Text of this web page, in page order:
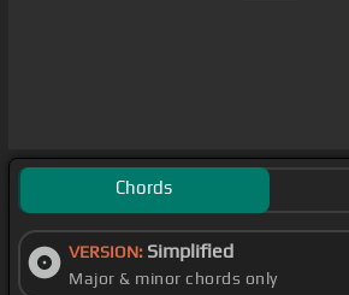
Chords
VERSION: Simplified
Major & minor chords only